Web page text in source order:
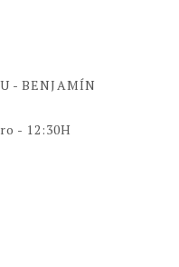
- BENJAMÍN
- 12:30H